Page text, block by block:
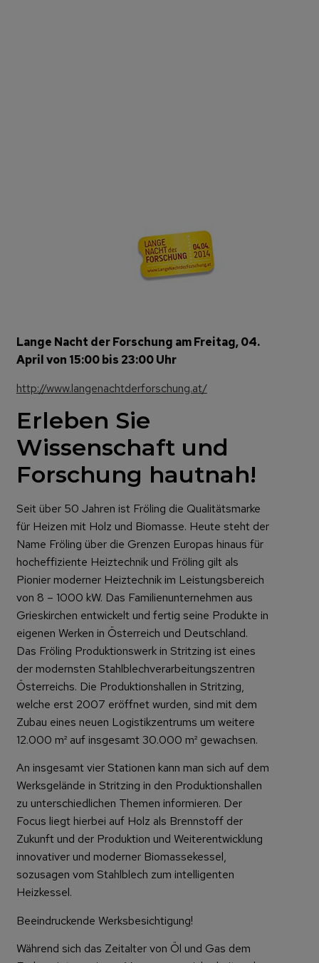
Lange Nacht der Forschung am Freitag, 04.
April von 15:00 bis 23:00 Uhr
http://www.langenachtderforschung.at/
Erleben Sie
Wissenschaft und
Forschung hautnah!
Seit über 50 Jahren ist Fröling die Qualitätsmarke
für Heizen mit Holz und Biomasse. Heute steht der
Name Fröling über die Grenzen Europas hinaus für
hocheffiziente Heiztechnik und Fröling gilt als
Pionier moderner Heiztechnik im Leistungsbereich
von 8 – 1000 kW. Das Familienunternehmen aus
Grieskirchen entwickelt und fertig seine Produkte in
eigenen Werken in Österreich und Deutschland.
Das Fröling Produktionswerk in Stritzing ist eines
der modernsten Stahlblechverarbeitungszentren
Österreichs. Die Produktionshallen in Stritzing,
welche erst 2007 eröffnet wurden, sind mit dem
Zubau eines neuen Logistikzentrums um weitere
12.000 m² auf insgesamt 30.000 m² gewachsen.
An insgesamt vier Stationen kann man sich auf dem
Werksgelände in Stritzing in den Produktionshallen
zu unterschiedlichen Themen informieren. Der
Focus liegt hierbei auf Holz als Brennstoff der
Zukunft und der Produktion und Weiterentwicklung
innovativer und moderner Biomassekessel,
sozusagen vom Stahlblech zum intelligenten
Heizkessel.
Beeindruckende Werksbesichtigung!
Während sich das Zeitalter von Öl und Gas dem